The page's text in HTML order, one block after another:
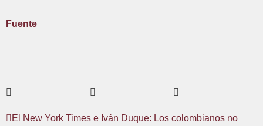
Fuente
El New York Times e Iván Duque: Los colombianos no